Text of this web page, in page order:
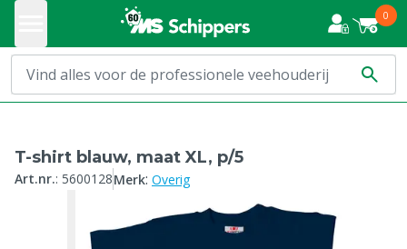
0
T-shirt blauw, maat XL, p/5
Art.nr.: 5600128Merk: Overig